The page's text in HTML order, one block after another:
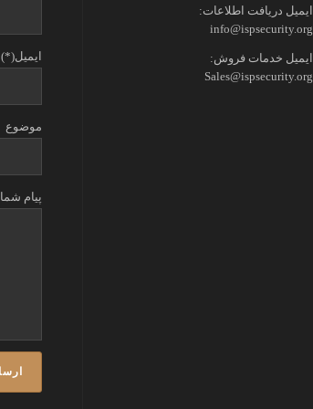
ایمیل(*)
موضوع
پیام شما
ایمیل دریافت اطلاعات:
info@ispsecurity.org
ایمیل خدمات فروش:
Sales@ispsecurity.org